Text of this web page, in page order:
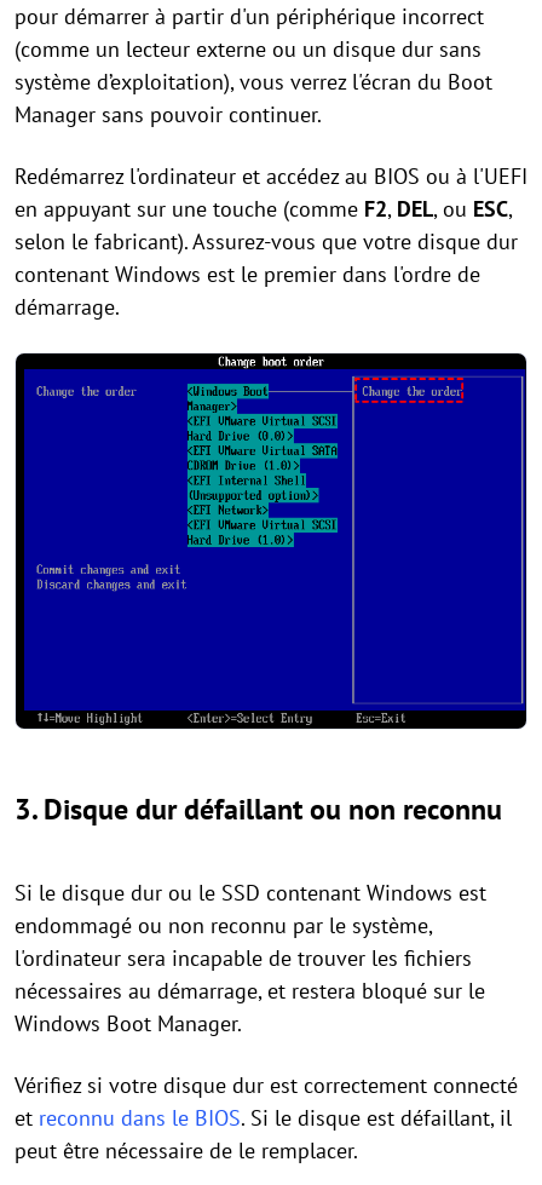
pour démarrer à partir d'un périphérique incorrect
(comme un lecteur externe ou un disque dur sans
système d’exploitation), vous verrez l'écran du Boot
Manager sans pouvoir continuer.
Redémarrez l'ordinateur et accédez au BIOS ou à l'UEFI
en appuyant sur une touche (comme F2, DEL, ou ESC,
selon le fabricant). Assurez-vous que votre disque dur
contenant Windows est le premier dans l'ordre de
démarrage.
3.Disque dur défaillant ou non reconnu
Si le disque dur ou le SSD contenant Windows est
endommagé ou non reconnu par le système,
l'ordinateur sera incapable de trouver les fichiers
nécessaires au démarrage, et restera bloqué sur le
Windows Boot Manager.
Vérifiez si votre disque dur est correctement connecté
et reconnu dans le BIOS. Si le disque est défaillant, il
peut être nécessaire de le remplacer.